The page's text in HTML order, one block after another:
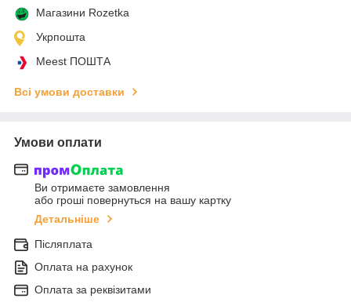
Магазини Rozetka
Укрпошта
Meest ПОШТА
Всі умови доставки
Умови оплати
Ви отримаєте замовлення
або гроші повернуться на вашу картку
Детальніше
Післяплата
Оплата на рахунок
Оплата за реквізитами